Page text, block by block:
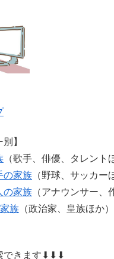
】
（歌手、俳優、タレント
の家族 （野球、サッカー
の家族 （アナウンサー、
族 （政治家、皇族ほか）
できます⬇⬇⬇